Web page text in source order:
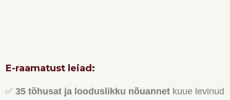
E-raamatust leiad:
✅ 35 tõhusat ja looduslikku nõuannet kuue levinud